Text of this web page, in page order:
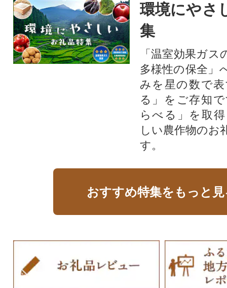
環境にやさ
集
「温室効果ガ
多様性の保全」
みを星の数で
る」をご存知
らべる」を取
しい農作物のお
す。​
おすすめ特集をもっと